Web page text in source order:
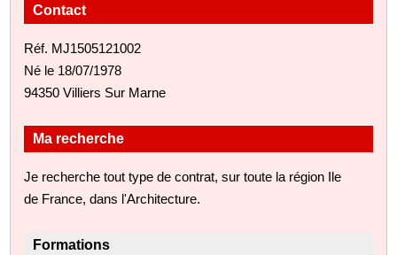
Contact
Réf. MJ1505121002
Né le 18/07/1978
94350 Villiers Sur Marne
Ma recherche
Je recherche tout type de contrat, sur toute la région Ile
de France, dans l'Architecture.
Formations